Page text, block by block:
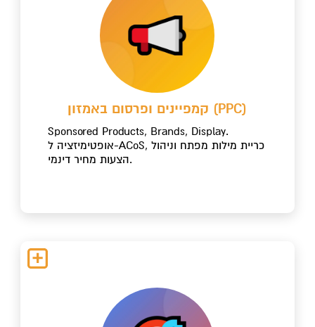
קמפיינים ופרסום באמזון (PPC)
Sponsored Products, Brands, Display.
אופטימיזציה ל-ACoS, כריית מילות מפתח וניהול
הצעות מחיר דינמי.